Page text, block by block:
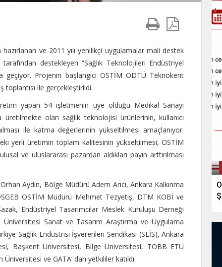
ve 2011 yılı yenilikçi uygulamalar mali destek
destekleyen “Sağlık Teknolojileri Endüstriyel
Projenin başlangıcı OSTİM ODTÜ Teknokent
toplantısı ile gerçekleştirildi.
yapan 54 işletmenin üye olduğu Medikal Sanayi
üretilmekte olan sağlık teknolojisi ürünlerinin, kullanıcı
ile katma değerlerinin yükseltilmesi amaçlanıyor.
yerli üretimin toplam kalitesinin yükseltilmesi, OSTİM
ve uluslararası pazardan aldıkları payın arttırılması
Aydın, Bölge Müdürü Adem Arıcı, Ankara Kalkınma
OSTİM Müdürü Mehmet Tezyetiş, DTM KOBİ ve
Endüstriyel Tasarımcılar Meslek Kuruluşu Derneği
Sanat ve Tasarım Araştırma ve Uygulama
Sağlık Endüstrisi İşverenleri Sendikası (SEİS), Ankara
Başkent Üniversitesi, Bilge Üniversitesi, TOBB ETÜ
ve GATA’ dan yetkililer katıldı.